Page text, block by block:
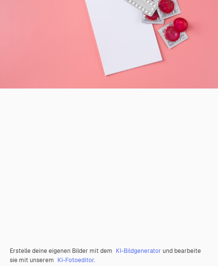
Erstelle deine eigenen Bilder mit dem KI-Bildgenerator und bearbeite
sie mit unserem KI-Fotoeditor.